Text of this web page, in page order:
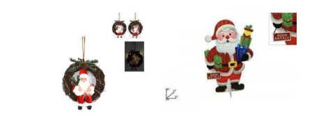
Cartone